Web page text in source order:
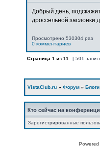
Добрый день,
дроссельной заслонки
Просмотрено 530304 раз
0 комментариев
Страница 1 из 11 [ 501
VistaClub.ru » Форум » Блоги
Кто сейчас на
Зарегистрированные